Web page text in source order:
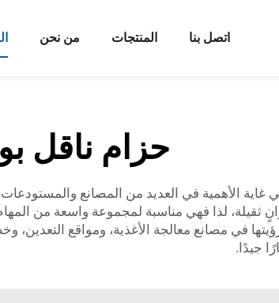
من نحن المنتجات اتصل بنا
حزام ناقل
غاية الأهمية في العديد من المصانع
في مصانع معالجة الأغذية، ومواقع
جيدًا.